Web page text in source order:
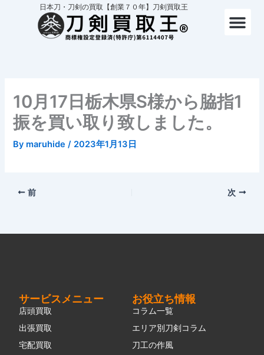
日本刀・刀剣の買取【創業７０年】刀剣買取王
10月17日栃木県S様から脇指1
振を買い取り致しました。
By maruhide/ 2023年1月13日
前 次
サービスメニュー
店頭買取
出張買取
宅配買取
お役立ち情報
コラム一覧
エリア別刀剣コラム
刀工の作風